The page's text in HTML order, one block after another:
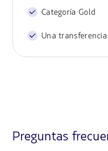
Categoría Gold
Una
Preguntas